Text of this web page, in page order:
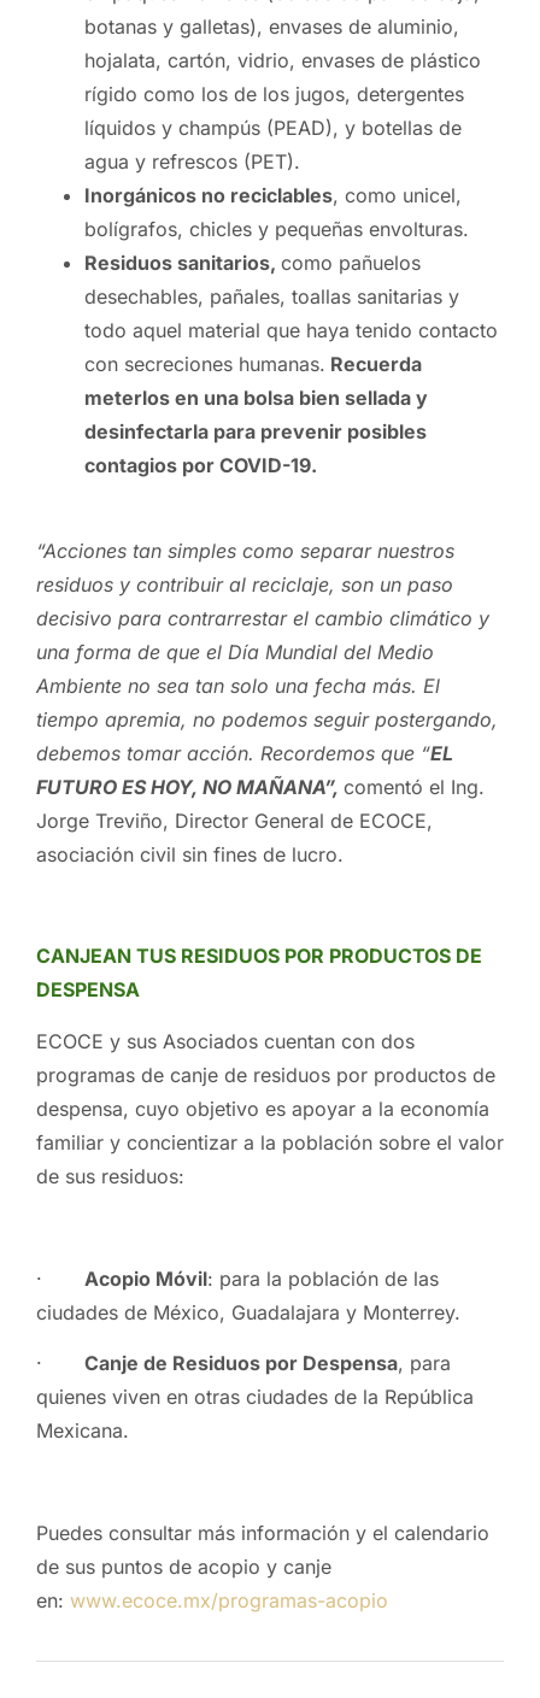
botanas y galletas), envases de aluminio,
hojalata, cartón, vidrio, envases de plástico
rígido como los de los jugos, detergentes
líquidos y champús (PEAD), y botellas de
agua y refrescos (PET).
Inorgánicos no reciclables, como unicel,
bolígrafos, chicles y pequeñas envolturas.
Residuos sanitarios, como pañuelos
desechables, pañales, toallas sanitarias y
todo aquel material que haya tenido contacto
con secreciones humanas. Recuerda
meterlos en una bolsa bien sellada y
desinfectarla para prevenir posibles
contagios por COVID-19.
“Acciones tan simples como separar nuestros
residuos y contribuir al reciclaje, son un paso
decisivo para contrarrestar el cambio climático y
una forma de que el Día Mundial del Medio
Ambiente no sea tan solo una fecha más. El
tiempo apremia, no podemos seguir postergando,
debemos tomar acción. Recordemos que “EL
FUTURO ES HOY, NO MAÑANA”, comentó el Ing.
Jorge Treviño, Director General de ECOCE,
asociación civil sin fines de lucro.
CANJEAN TUS RESIDUOS POR PRODUCTOS DE
DESPENSA
ECOCE y sus Asociados cuentan con dos
programas de canje de residuos por productos de
despensa, cuyo objetivo es apoyar a la economía
familiar y concientizar a la población sobre el valor
de sus residuos:
· Acopio Móvil: para la población de las
ciudades de México, Guadalajara y Monterrey.
· Canje de Residuos por Despensa, para
quienes viven en otras ciudades de la República
Mexicana.
Puedes consultar más información y el calendario
de sus puntos de acopio y canje
en: www.ecoce.mx/programas-acopio